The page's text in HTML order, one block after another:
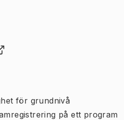
för grundnivå
på ett program